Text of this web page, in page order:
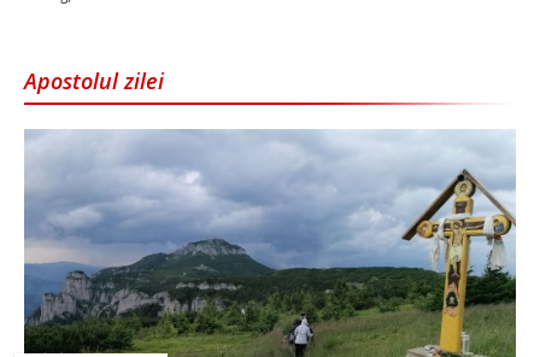
Apostolul zilei